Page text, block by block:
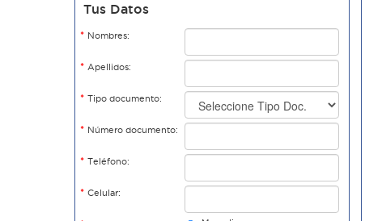
Tus Datos
* Nombres:
* Apellidos:
* Tipo documento:
* Número documento:
* Teléfono:
* Celular: